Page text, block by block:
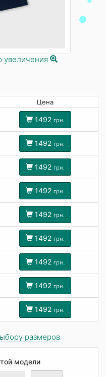
увеличения
Цена
1492 грн.
1492 грн.
1492 грн.
1492 грн.
1492 грн.
1492 грн.
1492 грн.
1492 грн.
1492 грн.
размеров
модели